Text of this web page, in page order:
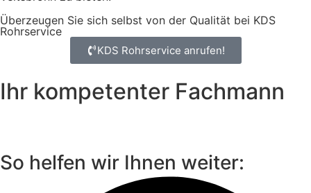
Überzeugen Sie sich selbst von der Qualität bei KDS
Rohrservice
KDS Rohrservice anrufen!
Ihr kompetenter Fachmann
So helfen wir Ihnen weiter: